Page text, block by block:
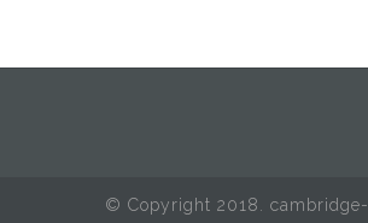
© Copyright 2018. cambridge-